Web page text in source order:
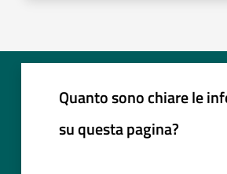
Quanto sono chiare le
su questa pagina?